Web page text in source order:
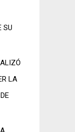
SU
LA